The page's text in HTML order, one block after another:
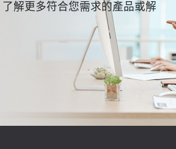
解更多符合您需求的產品或解